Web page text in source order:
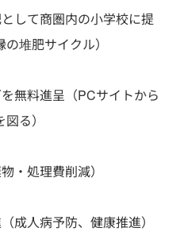
して商圏内の小学校に提
堆肥サイクル）
無料進呈（PCサイトから
る）
・処理費削減）
成人病予防、健康推進）